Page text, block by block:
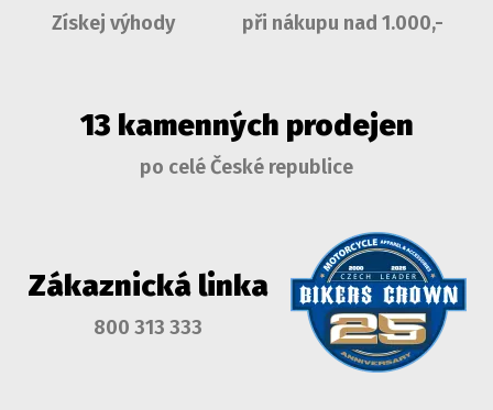
Získej výhody při nákupu nad 1.000,-
13 kamenných prodejen
po celé České republice
Zákaznická linka
800 313 333